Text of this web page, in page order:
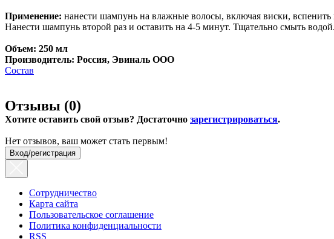
Применение: нанести шампунь на влажные волосы, включая виски, вспенить
Нанести шампунь второй раз и оставить на 4-5 минут. Тщательно смыть водой.
Объем: 250 мл
Производитель: Россия, Эвиналь ООО
Состав
Отзывы (0)
Хотите оставить свой отзыв? Достаточно зарегистрироваться.
Нет отзывов, ваш может стать первым!
Вход/регистрация
Сотрудничество
Карта сайта
Пользовательское соглашение
Политика конфиденциальности
RSS